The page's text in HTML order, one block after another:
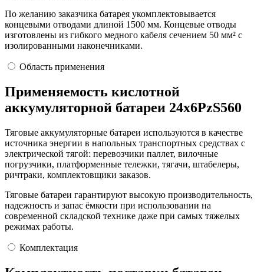
По желанию заказчика батарея укомплектовывается
концевыми отводами длиной 1500 мм. Концевые отводы
изготовлены из гибкого медного кабеля сечением 50 мм² с
изолированными наконечниками.
Область применения
Применяемость кислотной
аккумуляторной батареи 24х6PzS560
Тяговые аккумуляторные батареи используются в качестве
источника энергии в напольных транспортных средствах с
электрической тягой: перевозчики паллет, вилочные
погрузчики, платформенные тележки, тягачи, штабелеры,
ричтраки, комплектовщики заказов.
Тяговые батареи гарантируют высокую производительность,
надежность и запас ёмкости при использовании на
современной складской технике даже при самых тяжелых
режимах работы.
Комплектация